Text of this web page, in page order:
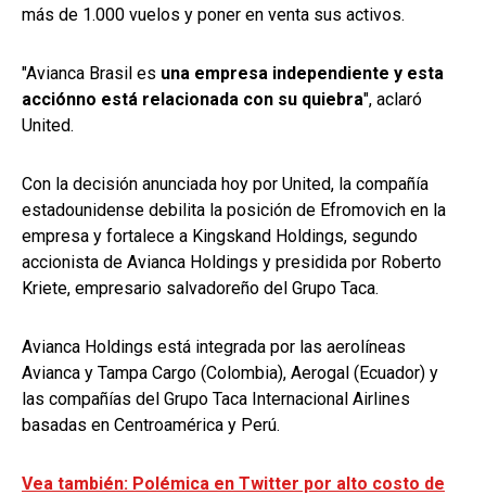
más de 1.000 vuelos y poner en venta sus activos.
"Avianca Brasil es una empresa independiente y esta
acciónno está relacionada con su quiebra", aclaró
United.
Con la decisión anunciada hoy por United, la compañía
estadounidense debilita la posición de Efromovich en la
empresa y fortalece a Kingskand Holdings, segundo
accionista de Avianca Holdings y presidida por Roberto
Kriete, empresario salvadoreño del Grupo Taca.
Avianca Holdings está integrada por las aerolíneas
Avianca y Tampa Cargo (Colombia), Aerogal (Ecuador) y
las compañías del Grupo Taca Internacional Airlines
basadas en Centroamérica y Perú.
Vea también: Polémica en Twitter por alto costo de